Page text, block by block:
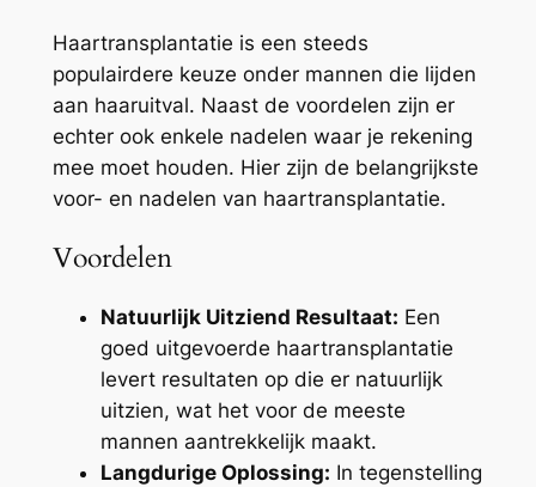
Haartransplantatie is een steeds
populairdere keuze onder mannen die lijden
aan haaruitval. Naast de voordelen zijn er
echter ook enkele nadelen waar je rekening
mee moet houden. Hier zijn de belangrijkste
voor- en nadelen van haartransplantatie.
Voordelen
Natuurlijk Uitziend Resultaat: Een
goed uitgevoerde haartransplantatie
levert resultaten op die er natuurlijk
uitzien, wat het voor de meeste
mannen aantrekkelijk maakt.
Langdurige Oplossing: In tegenstelling